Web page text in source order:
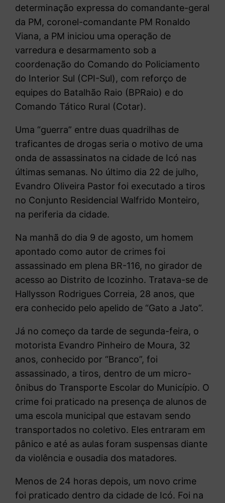
determinação expressa do comandante-geral
da PM, coronel-comandante PM Ronaldo
Viana, a PM iniciou uma operação de
varredura e desarmamento sob a
coordenação do Comando do Policiamento
do Interior Sul (CPI-Sul), com reforço de
equipes do Batalhão Raio (BPRaio) e do
Comando Tático Rural (Cotar).
Uma “guerra” entre duas quadrilhas de
traficantes de drogas seria o motivo de uma
onda de assassinatos na cidade de Icó nas
últimas semanas. No último dia 22 de julho,
Evandro Oliveira Pastor foi executado a tiros
no Conjunto Residencial Walfrido Monteiro,
na periferia da cidade.
Na manhã do dia 9 de agosto, um homem
apontado como autor de crimes foi
assassinado em plena BR-116, no girador de
acesso ao Distrito de Icozinho. Tratava-se de
Hallysson Rodrigues Correia, 28 anos, que
era conhecido pelo apelido de “Gato a Jato”.
Já no começo da tarde de segunda-feira, o
motorista Evandro Pinheiro de Moura, 32
anos, conhecido por “Branco”, foi
assassinado, a tiros, dentro de um micro-
ônibus do Transporte Escolar do Município. O
crime foi praticado na presença de alunos de
uma escola municipal que estavam sendo
transportados no coletivo. Eles entraram em
pânico e até as aulas foram suspensas diante
da violência e ousadia dos matadores.
Menos de 24 horas depois, um novo crime
foi praticado dentro da cidade de Icó. Foi na